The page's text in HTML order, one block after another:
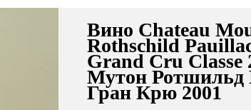
Вино Chateau
Rothschild
Grand Cru
Мутон Ротшильд
Гран Крю 2001